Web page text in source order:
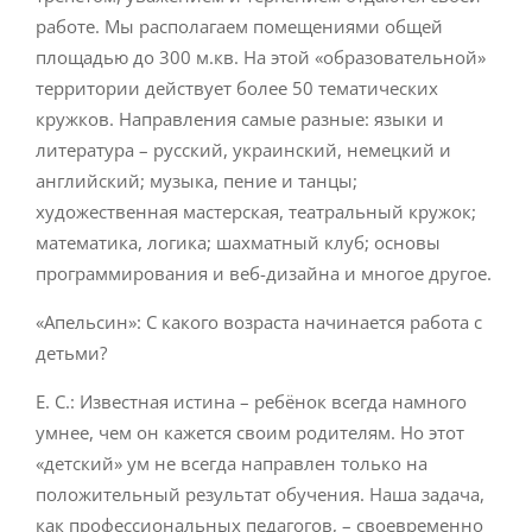
работе. Мы располагаем помещениями общей
площадью до 300 м.кв. На этой «образовательной»
территории действует более 50 тематических
кружков. Направления самые разные: языки и
литература – русский, украинский, немецкий и
английский; музыка, пение и танцы;
художественная мастерская, театральный кружок;
математика, логика; шахматный клуб; основы
программирования и веб-дизайна и многое другое.
«Апельсин»: С какого возраста начинается работа с
детьми?
Е. С.: Известная истина – ребёнок всегда намного
умнее, чем он кажется своим родителям. Но этот
«детский» ум не всегда направлен только на
положительный результат обучения. Наша задача,
как профессиональных педагогов, – своевременно